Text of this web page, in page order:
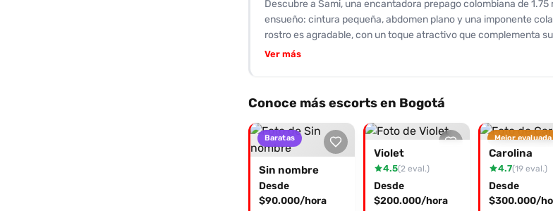
Descubre a Sami, una encantadora prepago colombiana de
ensueño: cintura pequeña, abdomen plano y una imponente
rostro es agradable, con un toque atractivo que complementa
calificaciones de 10 en apariencia. Sami ofrece un servicio
una puntuación de 10/10. Aunque la zona de atención es
en la cama son lo que realmente marcan la diferencia. Con
disfrutarás de momentos inigualables que te dejarán deseando
oportunidad de vivir esta experiencia única; contacta a Sami
magia irresistible. ¡Te esperamos en Desenfreno.co!
Ver más
Conoce más escorts en Bogotá
Baratas
Sin nombre
Desde
$90.000/hora
Violet
4.5(2 eval.)
Desde
$200.000/hora
Mejor evaluada
Carolina
4.7(19 eval.)
Desde
$300.000/